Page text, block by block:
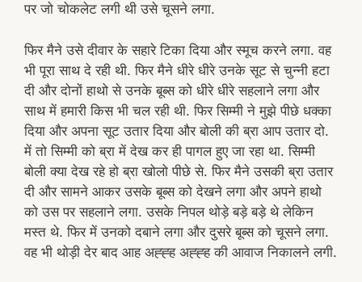
पर जो चोकलेट लगी थी उसे चूसने लगा.
फिर मैने उसे दीवार के सहारे टिका दिया और स्मूच करने लगा. वह
भी पूरा साथ दे रही थी. फिर मैने धीरे धीरे उनके सूट से चुन्नी हटा
दी और दोनों हाथो से उनके बूब्स को धीरे धीरे सहलाने लगा और
साथ में हमारी किस भी चल रही थी. फिर सिम्मी ने मुझे पीछे धक्का
दिया और अपना सूट उतार दिया और बोली की ब्रा आप उतार दो.
में तो सिम्मी को ब्रा में देख कर ही पागल हुए जा रहा था. सिम्मी
बोली क्या देख रहे हो ब्रा खोलो पीछे से. फिर मैने उसकी ब्रा उतार
दी और सामने आकर उसके बूब्स को देखने लगा और अपने हाथो
को उस पर सहलाने लगा. उसके निपल थोड़े बड़े बड़े थे लेकिन
मस्त थे. फिर में उनको दबाने लगा और दुसरे बूब्स को चूसने लगा.
वह भी थोड़ी देर बाद आह अह्ह्ह अह्ह्ह की आवाज निकालने लगी.